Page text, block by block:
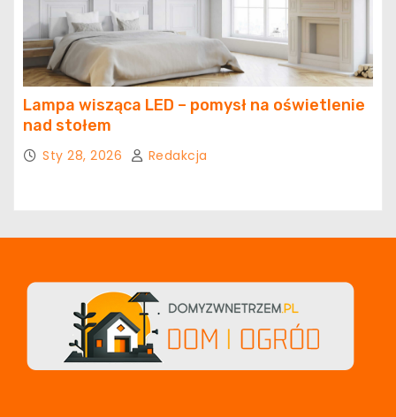
Lampa wisząca LED – pomysł na oświetlenie
nad stołem
Sty 28, 2026 Redakcja